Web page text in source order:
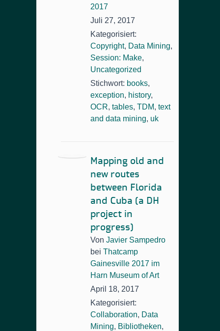
2017
Juli 27, 2017
Kategorisiert:
Copyright, Data Mining,
Session: Make,
Uncategorized
Stichwort: books,
exception, history,
OCR, tables, TDM, text
and data mining, uk
Mapping old and
new routes
between Florida
and Cuba (a DH
project in
progress)
Von Javier Sampedro
bei Thatcamp
Gainesville 2017 im
Harn Museum of Art
April 18, 2017
Kategorisiert:
Collaboration, Data
Mining, Bibliotheken,